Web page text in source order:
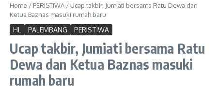
Home / PERISTIWA / Ucap takbir, Jumiati bersama Ratu Dewa dan
Ketua Baznas masuki rumah baru
HL PALEMBANG PERISTIWA
Ucap takbir, Jumiati bersama Ratu
Dewa dan Ketua Baznas masuki
rumah baru